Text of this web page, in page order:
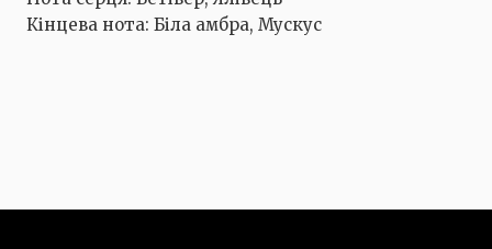
Кінцева нота: Біла амбра, Мускус